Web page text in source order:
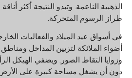
الناعمة. وتبدو النتيجة أكثر أناقة
الرسوم المتحركة.
أسواق عيد الميلاد والفعاليات
الملائكة لتزيين المداخل ومناطق
التقاط الصور. ويضفي الهيكل
أن يشغل مساحة كبيرة على الأرض.